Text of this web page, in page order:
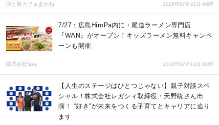
涙と旅カフェあかね 2026年07月21日 06時
7/27：広島HiroPa内に・尾道ラーメン専門店
『WAN』がオープン！キッズラーメン無料キャンペ
ーンも開催
株式会社favy 2026年07月13日 01時
【人生のステージはひとつじゃない】親子対談スペ
シャル！株式会社レガシィ取締役・天野統さん出
演！ “好き”が未来をつくる子育てとキャリアに迫り
ます